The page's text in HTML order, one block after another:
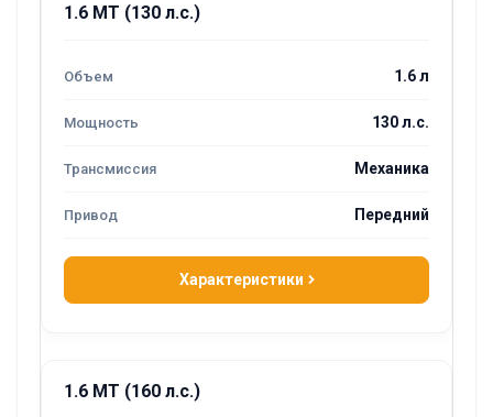
1.6 MT (130 л.с.)
1.6 л
130 л.с.
Механика
Передний
Характеристики
1.6 MT (160 л.с.)